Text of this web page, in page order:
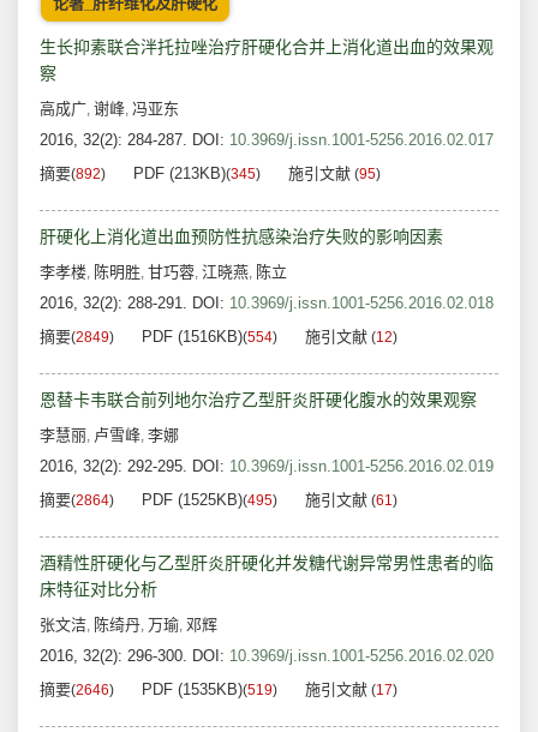
生长抑素联合泮托拉唑治疗肝硬化合并上消化道出血的效果观
察
高成广, 谢峰, 冯亚东
2016, 32(2): 284-287. DOI: 10.3969/j.issn.1001-5256.2016.02.017
摘要(892) PDF (213KB)(345) 施引文献 (95)
肝硬化上消化道出血预防性抗感染治疗失败的影响因素
李孝楼, 陈明胜, 甘巧蓉, 江晓燕, 陈立
2016, 32(2): 288-291. DOI: 10.3969/j.issn.1001-5256.2016.02.018
摘要(2849) PDF (1516KB)(554) 施引文献 (12)
恩替卡韦联合前列地尔治疗乙型肝炎肝硬化腹水的效果观察
李慧丽, 卢雪峰, 李娜
2016, 32(2): 292-295. DOI: 10.3969/j.issn.1001-5256.2016.02.019
摘要(2864) PDF (1525KB)(495) 施引文献 (61)
酒精性肝硬化与乙型肝炎肝硬化并发糖代谢异常男性患者的临
床特征对比分析
张文洁, 陈绮丹, 万瑜, 邓辉
2016, 32(2): 296-300. DOI: 10.3969/j.issn.1001-5256.2016.02.020
摘要(2646) PDF (1535KB)(519) 施引文献 (17)